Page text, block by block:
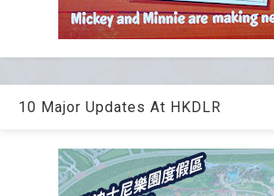
10 Major Updates At HKDLR